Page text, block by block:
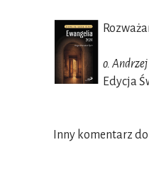
o.
Edycja
Inny komentarz